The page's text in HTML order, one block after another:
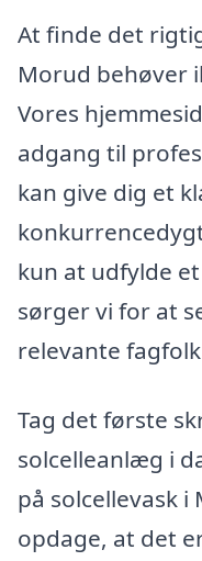
At finde det
Morud behøver
Vores
adgang til
kan give dig et
kun at udfylde
sørger vi for at
relevante
Tag det første
solcelleanlæg i
på solcellevask
opdage, at det